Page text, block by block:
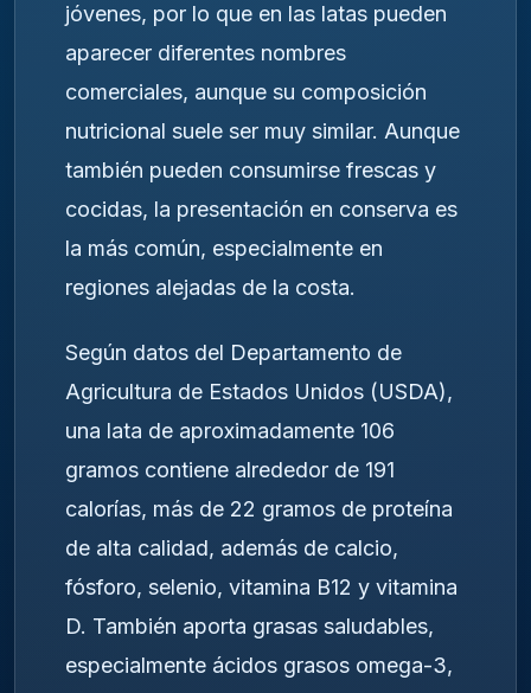
jóvenes, por lo que en las latas pueden
aparecer diferentes nombres
comerciales, aunque su composición
nutricional suele ser muy similar. Aunque
también pueden consumirse frescas y
cocidas, la presentación en conserva es
la más común, especialmente en
regiones alejadas de la costa.
Según datos del Departamento de
Agricultura de Estados Unidos (USDA),
una lata de aproximadamente 106
gramos contiene alrededor de 191
calorías, más de 22 gramos de proteína
de alta calidad, además de calcio,
fósforo, selenio, vitamina B12 y vitamina
D. También aporta grasas saludables,
especialmente ácidos grasos omega-3,